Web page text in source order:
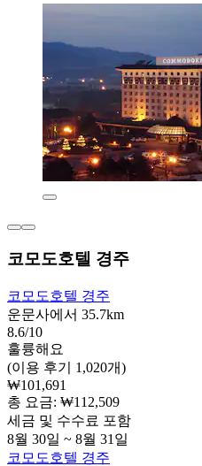
코모도호텔 경주
코모도호텔 경주
운문사에서 35.7km
8.6/10
훌륭해요
(이용 후기 1,020개)
₩101,691
총 요금: ₩112,509
세금 및 수수료 포함
8월 30일 ~ 8월 31일
코모도호텔 경주